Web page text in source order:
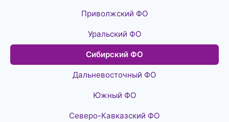
Приволжский ФО
Уральский ФО
Сибирский ФО
Дальневосточный ФО
Южный ФО
Северо-Кавказский ФО